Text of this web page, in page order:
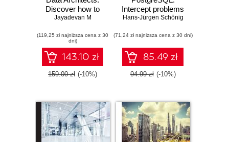
Discover how to
design, develop,
database
application
effectively with
PostgreSQL
Jayadevan M
(119,25 zł najniższa cena z 30
dni)
143.10 zł
159.00 zł (-10%)
Intercept problems
and challenges
PostgreSQL
database
administrators with
the best
troubleshooting
Hans-Jürgen Schönig
(71,24 zł najniższa cena z 30 dni)
85.49 zł
94.99 zł (-10%)